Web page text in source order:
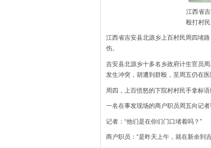
江西省
殴打村民
江西省吉安县北源乡上百村民周四堵
伤。
吉安县北源乡十多名乡政府计生官员
发生冲突，胡遭到群殴，至周五仍在医
周四，上百愤怒的下院村村民手拿标
一名在事发现场的商户职员周五向记者
记者：“他们是在你们门口堵着吗？”
商户职员：“是昨天上午，就在新余到